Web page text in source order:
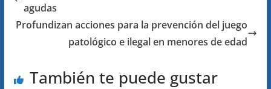
agudas
Profundizan acciones para la prevención del juego
patológico e ilegal en menores de edad
También te puede gustar